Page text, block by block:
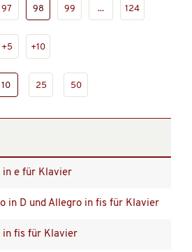
97 98 99 ... 124
+5 +10
10 25 50
in e für Klavier
in D und Allegro in fis für Klavier
in fis für Klavier